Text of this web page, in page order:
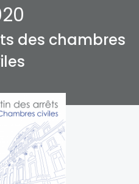
des chambres